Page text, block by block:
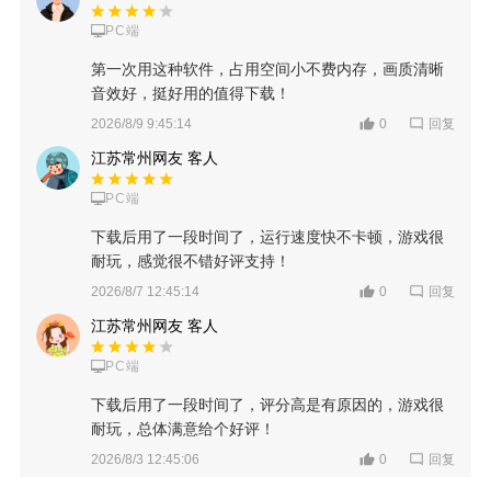
PC端
第一次用这种软件，占用空间小不费内存，画质清晰
音效好，挺好用的值得下载！
2026/8/9 9:45:14 0 回复
江苏常州网友 客人
PC端
下载后用了一段时间了，运行速度快不卡顿，游戏很
耐玩，感觉很不错好评支持！
2026/8/7 12:45:14 0 回复
江苏常州网友 客人
PC端
下载后用了一段时间了，评分高是有原因的，游戏很
耐玩，总体满意给个好评！
2026/8/3 12:45:06 0 回复